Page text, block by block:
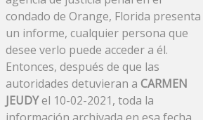
condado de Orange, Florida presenta
un informe, cualquier persona que
desee verlo puede acceder a él.
Entonces, después de que las
autoridades detuvieran a CARMEN
JEUDYel 10-02-2021, toda la
información archivada en esa fecha,